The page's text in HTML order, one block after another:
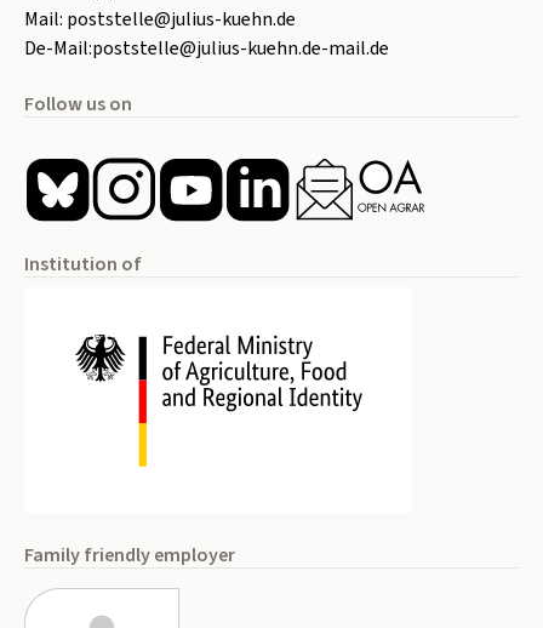
Mail: poststelle@julius-kuehn.de
De-Mail:poststelle@julius-kuehn.de-mail.de
Follow us on
Institution of
Family friendly employer